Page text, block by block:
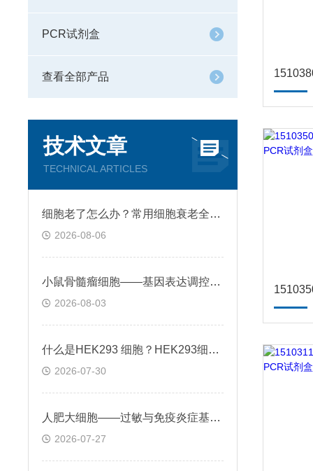
PCR试剂盒
查看全部产品
技术文章
TECHNICAL ARTICLES
细胞老了怎么办？常用细胞衰老全解析
2026-08-06
小鼠骨髓瘤细胞——基因表达调控与个性化治疗探索
2026-08-03
什么是HEK293 细胞？HEK293细胞在基因治疗领域的应用前景
2026-07-30
人肥大细胞——过敏与免疫炎症基础机制应用
2026-07-27